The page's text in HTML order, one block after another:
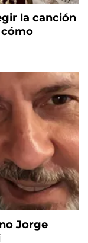
la canción
cómo
Jorge